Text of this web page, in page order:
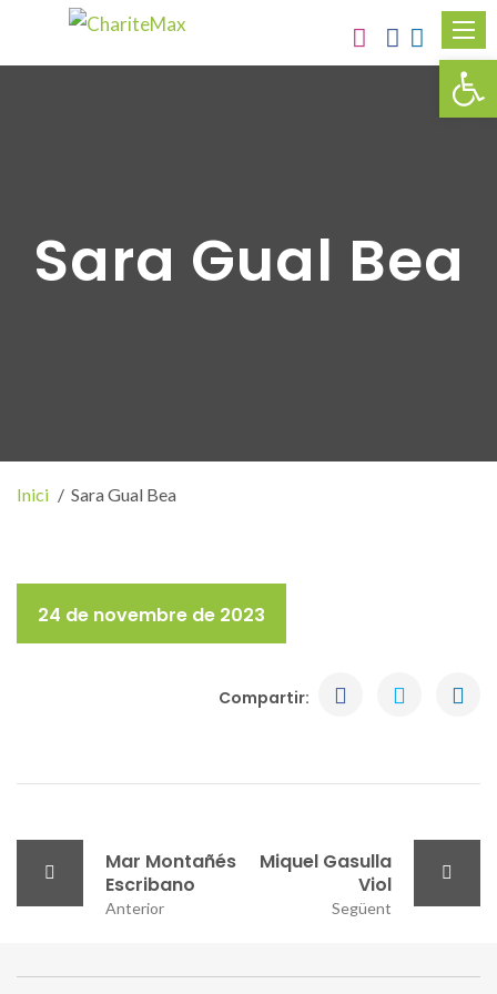
Sara Gual Bea
Inici Sara Gual Bea
24 de novembre de 2023
Compartir:
Mar Montañés
Escribano
Anterior
Miquel Gasulla
Viol
Següent